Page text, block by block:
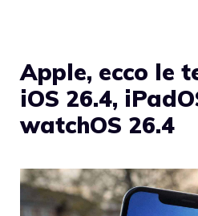
Apple, ecco le
iOS 26.4,
watchOS 26.4